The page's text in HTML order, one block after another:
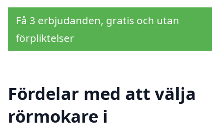
Få 3 erbjudanden, gratis och utan
förpliktelser
Fördelar med att välja
rörmokare i